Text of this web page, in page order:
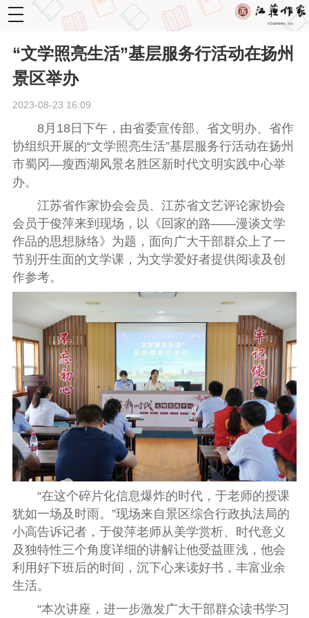
toggle
navigation
“文学照亮生活”基层服务行活动在扬州
景区举办
2023-08-23 16:09
8月18日下午，由省委宣传部、省文明办、省作
协组织开展的“文学照亮生活”基层服务行活动在扬州
市蜀冈—瘦西湖风景名胜区新时代文明实践中心举
办。
江苏省作家协会会员、江苏省文艺评论家协会
会员于俊萍来到现场，以《回家的路——漫谈文学
作品的思想脉络》为题，面向广大干部群众上了一
节别开生面的文学课，为文学爱好者提供阅读及创
作参考。
“在这个碎片化信息爆炸的时代，于老师的授课
犹如一场及时雨。”现场来自景区综合行政执法局的
小高告诉记者，于俊萍老师从美学赏析、时代意义
及独特性三个角度详细的讲解让他受益匪浅，他会
利用好下班后的时间，沉下心来读好书，丰富业余
生活。
“本次讲座，进一步激发广大干部群众读书学习